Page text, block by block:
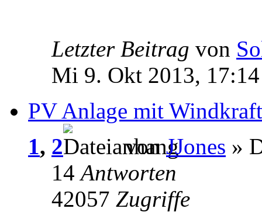
Letzter Beitrag von
Mi 9. Okt 2013, 17:14
PV Anlage mit
1, 2 vonJJones »
14Antworten
42057 Zugriffe